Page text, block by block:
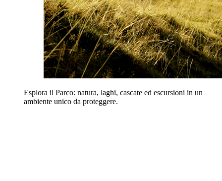
Esplora il Parco: natura, laghi, cascate ed escursioni in un
ambiente unico da proteggere.